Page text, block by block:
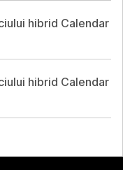
hibrid Calendar
hibrid Calendar